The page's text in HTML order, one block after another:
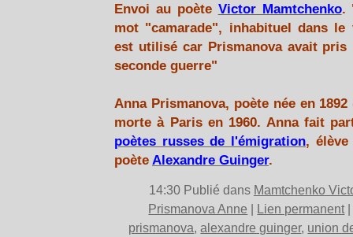
Envoi au poète Victor Mamtchenko.
mot "camarade", inhabituel dans le
est utilisé car Prismanova avait
seconde guerre"
Anna Prismanova, poète née en
morte à Paris en 1960. Anna fait
poètes russes de l'émigration,
poète Alexandre Guinger.
14:30 Publié dans Mamtchenko
Prismanova Anne
Lien permanent
prismanova,alexandre guinger, union